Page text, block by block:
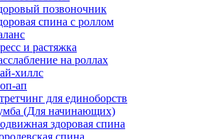
позвоночник
спина с роллом
и растяжка
на роллах
хиллс
ап
для единоборств
(Для начинающих)
здоровая спина